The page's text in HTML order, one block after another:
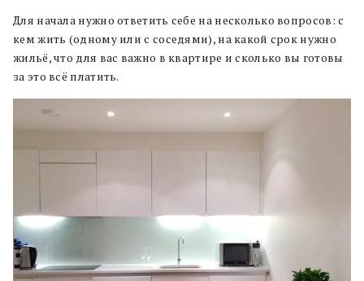
Для начала нужно ответить себе на несколько вопросов: с
кем жить (одному или с соседями), на какой срок нужно
жильё, что для вас важно в квартире и сколько вы готовы
за это всё платить.